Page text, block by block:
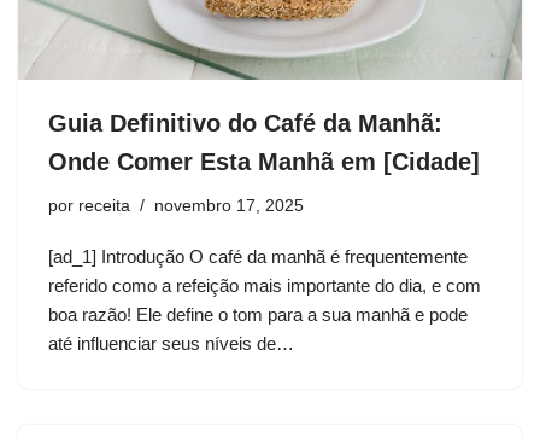
Guia Definitivo do Café da Manhã:
Onde Comer Esta Manhã em [Cidade]
por receita novembro 17, 2025
[ad_1] Introdução O café da manhã é frequentemente
referido como a refeição mais importante do dia, e com
boa razão! Ele define o tom para a sua manhã e pode
até influenciar seus níveis de…